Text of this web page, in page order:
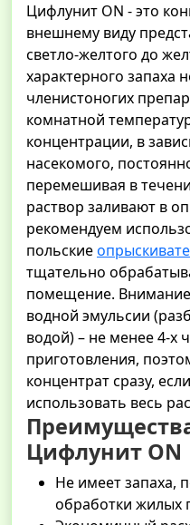
Цифлунит ON - это
внешнему виду
светло-желтого до
характерного запаха
членистоногих
комнатной
концентрации, в
насекомого,
перемешивая в
раствор заливают в
рекомендуем
польские
тщательно
помещение.
водной эмульсии
водой) – не менее 4-х
приготовления,
концентрат сразу,
использовать весь
Цифлунит ON
Не имеет запаха,
обработки